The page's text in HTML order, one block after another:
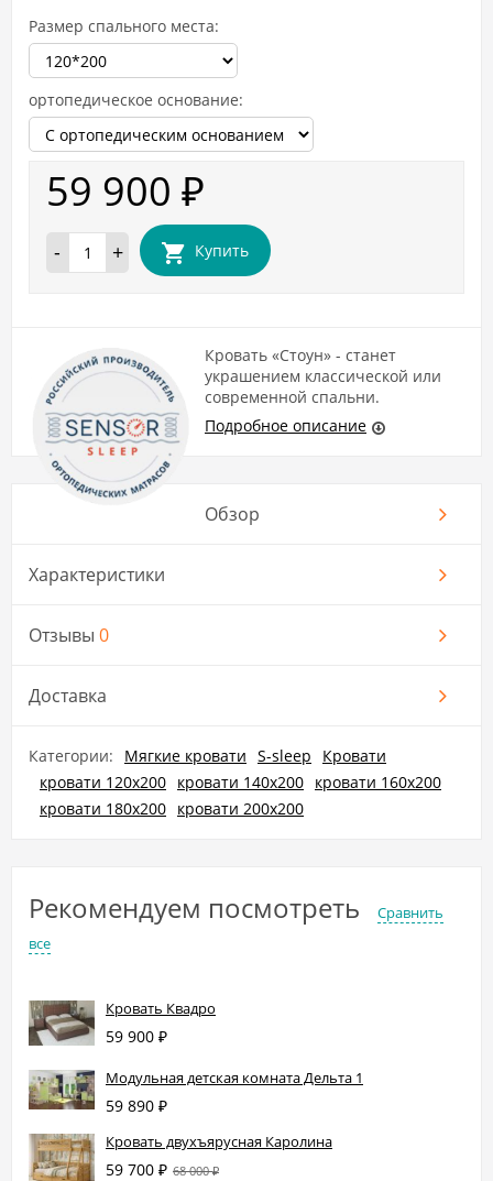
Размер спального места:
ортопедическое основание:
59 900 ₽
- + Купить
Кровать «Стоун» - станет
украшением классической или
современной спальни.
Подробное описание
Обзор
Характеристики
Отзывы 0
Доставка
Категории: Мягкие кровати S-sleep
Кровати
кровати 120x200 кровати 140x200 кровати 160х200
кровати 180x200 кровати 200x200
Рекомендуем посмотреть
Сравнить
все
Кровать Квадро
59 900 ₽
Модульная детская комната Дельта 1
59 890 ₽
Кровать двухъярусная Каролина
59 700 ₽ 68 000₽